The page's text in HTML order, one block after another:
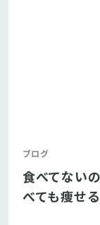
ブログ
食べてない
べても痩せ